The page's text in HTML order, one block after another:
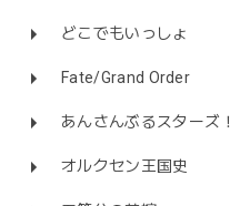
どこでもいっしょ
Fate/Grand Order
あんさんぶるスターズ！
オルクセン王国史